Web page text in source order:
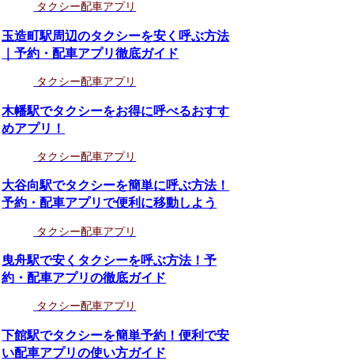
タクシー配車アプリ
玉造町駅周辺のタクシーを安く呼ぶ方法
｜予約・配車アプリ徹底ガイド
タクシー配車アプリ
木幡駅でタクシーをお得に呼べるおすす
めアプリ！
タクシー配車アプリ
大谷向駅でタクシーを簡単に呼ぶ方法！
予約・配車アプリで便利に移動しよう
タクシー配車アプリ
曳舟駅で安くタクシーを呼ぶ方法！予
約・配車アプリの徹底ガイド
タクシー配車アプリ
下館駅でタクシーを簡単予約！便利で安
い配車アプリの使い方ガイド